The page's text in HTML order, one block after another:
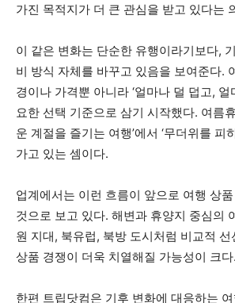
가진 목적지가 더 큰 관심을 받고 있다는
이 같은 변화는 단순한 유행이라기보다,
비 방식 자체를 바꾸고 있음을 보여준다.
경이나 가격뿐 아니라 ‘얼마나 덜 덥고, 얼
요한 선택 기준으로 삼기 시작했다. 여름
운 계절을 즐기는 여행’에서 ‘무더위를 피
가고 있는 셈이다.
업계에서는 이런 흐름이 앞으로 여행 상
것으로 보고 있다. 해변과 휴양지 중심의
원 지대, 북유럽, 북방 도시처럼 비교적
상품 경쟁이 더욱 치열해질 가능성이 크다.
한편 트립닷컴은 기후 변화에 대응하는